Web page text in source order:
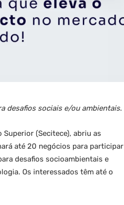
desafios sociais e/ou ambientais.
Superior (Secitece), abriu as
até 20 negócios para participar
desafios socioambientais e
Os interessados têm até o